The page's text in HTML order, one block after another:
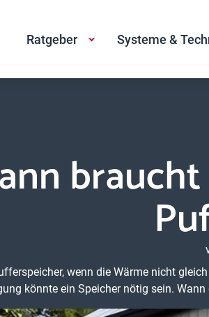
Ratgeber Systeme &
wenn die Wärme nicht
könnte ein Speicher nötig sein.